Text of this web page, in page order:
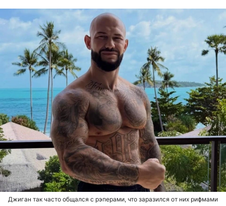
Джиган так часто общался с рэперами, что заразился от них рифмами